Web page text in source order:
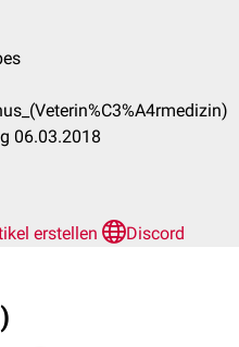
06.03.2018
erstellen Discord